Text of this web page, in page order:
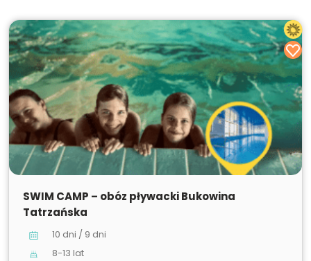
SWIM CAMP – obóz pływacki Bukowina
Tatrzańska
10 dni / 9 dni
8-13 lat